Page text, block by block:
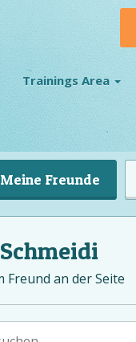
Trainings Area
Meine Freunde
Freund an der Seite